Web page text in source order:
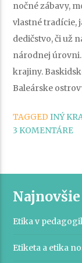
nočné zábavy,
vlastné tradície,
dedičstvo, či už
národnej
krajiny.
Baleárske
TAGGEDINÝ
3 KOMENTÁRE
Etika v
Etiketa a etika